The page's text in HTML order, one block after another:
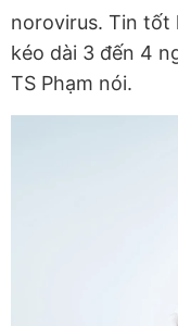
norovirus. Tin tốt
kéo dài 3 đến 4
TS Phạm nói.